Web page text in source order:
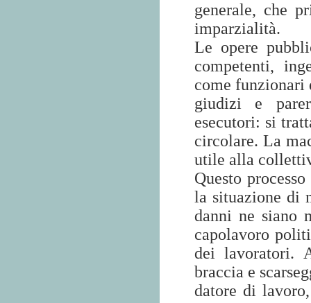
generale, che
imparzialità.
Le opere
competenti,
come funzionari
giudizi e
esecutori: si
circolare. La
utile alla
Questo
la situazione di
danni ne siano
capolavoro
dei lavoratori.
braccia e
datore di